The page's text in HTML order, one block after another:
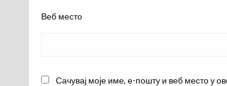
Веб место
Сачувај моје име, е-пошту и веб место у